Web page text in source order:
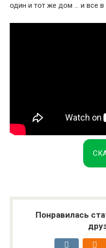
один и тот же дом … и все
Понравилась